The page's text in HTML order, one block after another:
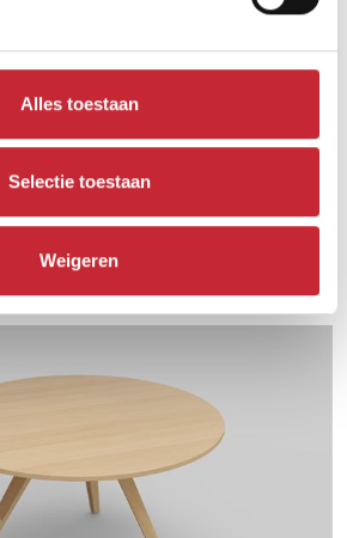
Alles toestaan
Selectie toestaan
Weigeren
AM.TA.RO130
130 x 130 x 76 cm